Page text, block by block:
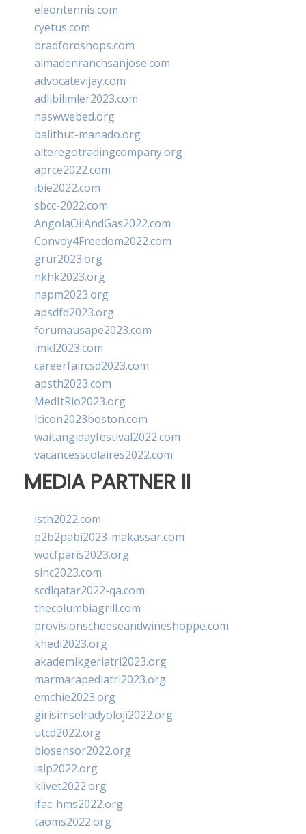
eleontennis.com
cyetus.com
bradfordshops.com
almadenranchsanjose.com
advocatevijay.com
adlibilimler2023.com
naswwebed.org
balithut-manado.org
alteregotradingcompany.org
aprce2022.com
ibie2022.com
sbcc-2022.com
AngolaOilAndGas2022.com
Convoy4Freedom2022.com
grur2023.org
hkhk2023.org
napm2023.org
apsdfd2023.org
forumausape2023.com
imkl2023.com
careerfaircsd2023.com
apsth2023.com
MedItRio2023.org
lcicon2023boston.com
waitangidayfestival2022.com
vacancesscolaires2022.com
MEDIA PARTNER II
isth2022.com
p2b2pabi2023-makassar.com
wocfparis2023.org
sinc2023.com
scdlqatar2022-qa.com
thecolumbiagrill.com
provisionscheeseandwineshoppe.com
khedi2023.org
akademikgeriatri2023.org
marmarapediatri2023.org
emchie2023.org
girisimselradyoloji2022.org
utcd2022.org
biosensor2022.org
ialp2022.org
klivet2022.org
ifac-hms2022.org
taoms2022.org